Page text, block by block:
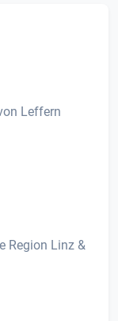
Leffern
Region Linz &